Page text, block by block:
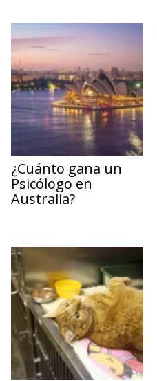
¿Cuánto gana un
Psicólogo en
Australia?